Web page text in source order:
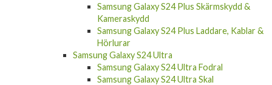
Samsung Galaxy S24 Plus Skärmskydd &
Kameraskydd
Samsung Galaxy S24 Plus Laddare, Kablar &
Hörlurar
Samsung Galaxy S24 Ultra
Samsung Galaxy S24 Ultra Fodral
Samsung Galaxy S24 Ultra Skal